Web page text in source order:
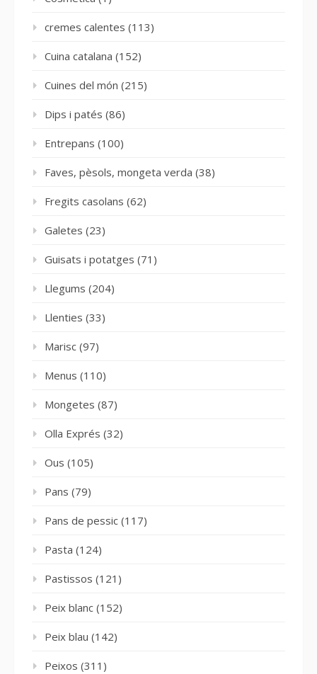
cremes calentes (113)
Cuina catalana (152)
Cuines del món (215)
Dips i patés (86)
Entrepans (100)
Faves, pèsols, mongeta verda (38)
Fregits casolans (62)
Galetes (23)
Guisats i potatges (71)
Llegums (204)
Llenties (33)
Marisc (97)
Menus (110)
Mongetes (87)
Olla Exprés (32)
Ous (105)
Pans (79)
Pans de pessic (117)
Pasta (124)
Pastissos (121)
Peix blanc (152)
Peix blau (142)
Peixos (311)